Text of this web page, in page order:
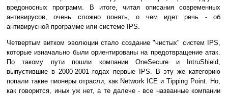
вредоносных программ. В итоге, читая описания современных
антивирусов, очень сложно понять, о чем идет речь - об
антивирусной программе или системе IPS.
Четвертым витком эволюции стало создание "чистых" систем IPS,
которые изначально были ориентированы на предотвращение атак.
По такому пути пошли компании OneSecure и IntruShield,
выпустившие в 2000-2001 годах первые IPS. В эту же категорию
попали такие пионеры отрасли, как Network ICE и Tipping Point. Но,
как говорится, иных уж нет, а те далече - все названные компании